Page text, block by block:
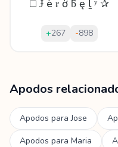
□ Ɉ è ɍ ờ ƃ ę ḻ ʸ ✰
+267 -898
Apodos
Apodos paraJose
Apodos para Maria